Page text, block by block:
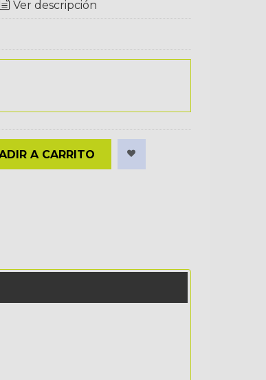
Ver descripción
A CARRITO